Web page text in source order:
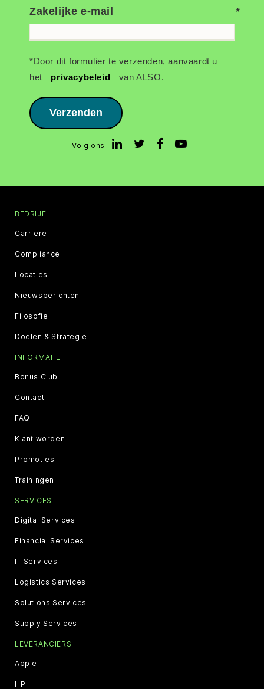
Zakelijke e-mail
*Door dit formulier te verzenden, aanvaardt u
het
privacybeleid van ALSO.
Verzenden
Volg ons
BEDRIJF
Carriere
Compliance
Locaties
Nieuwsberichten
Filosofie
Doelen & Strategie
INFORMATIE
Bonus Club
Contact
FAQ
Klant worden
Promoties
Trainingen
SERVICES
Digital Services
Financial Services
IT Services
Logistics Services
Solutions Services
Supply Services
LEVERANCIERS
Apple
HP